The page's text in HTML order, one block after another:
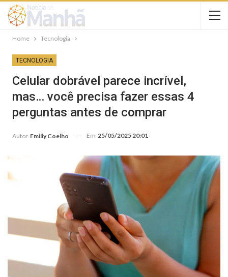
Home Tecnologia
TECNOLOGIA
Celular dobrável parece incrível,
mas… você precisa fazer essas 4
perguntas antes de comprar
Autor Emilly Coelho Em 25/05/2025 20:01